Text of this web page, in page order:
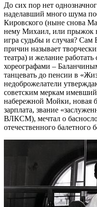
До сих пор нет
наделавший много шума
Кировского (ныне снова
нему Михаил, или прыжок
игра судьбы и случая?
причин называет
театра) и желание
хореографами –
танцевать до пенсии в
недоброжелатели
советским меркам
набережной Мойки, новая
зарплата, звание
ВЛКСМ), мечтал о
отечественного балетного